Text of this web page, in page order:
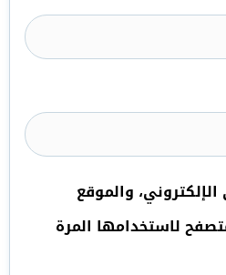
والموقع
لاستخدامها المرة